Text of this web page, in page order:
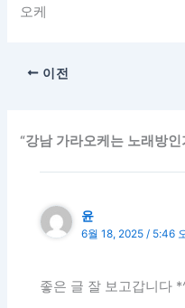
오케
이전
“강남 가라오케는 노래방
윤
6월 18, 2025 / 5:46
좋은 글 잘 보고갑니다